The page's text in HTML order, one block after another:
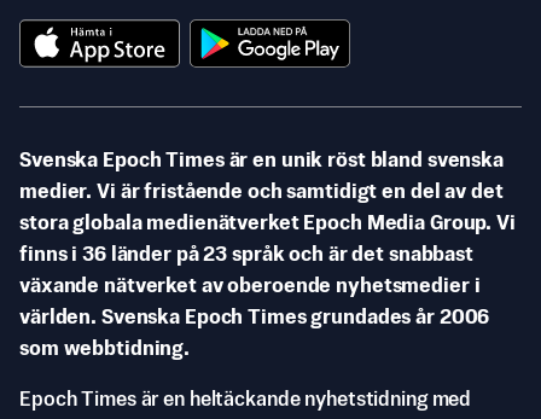
Svenska Epoch Times är en unik röst bland svenska
medier. Vi är fristående och samtidigt en del av det
stora globala medienätverket Epoch Media Group. Vi
finns i 36 länder på 23 språk och är det snabbast
växande nätverket av oberoende nyhetsmedier i
världen. Svenska Epoch Times grundades år 2006
som webbtidning.
Epoch Times är en heltäckande nyhetstidning med